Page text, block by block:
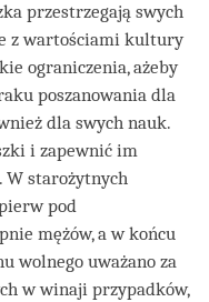
przestrzegają swych
z wartościami kultury
ograniczenia, ażeby
poszanowania dla
dla swych nauk.
i zapewnić im
W starożytnych
pod
mężów, a w końcu
wolnego uważano za
w winaji przypadków,